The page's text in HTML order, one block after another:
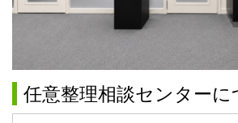
任意整理相談センターに